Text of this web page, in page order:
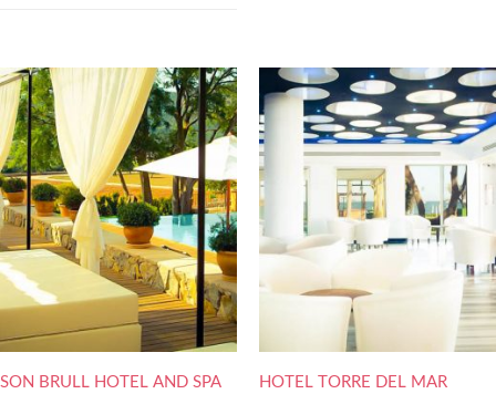
SON BRULL HOTEL AND SPA HOTEL TORRE DEL MAR